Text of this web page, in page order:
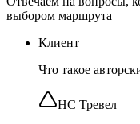
выбором маршрута
Клиент
Что такое
НС Тревел